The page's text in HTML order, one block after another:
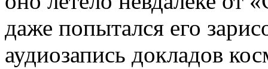
даже попытался его
аудиозапись докладов